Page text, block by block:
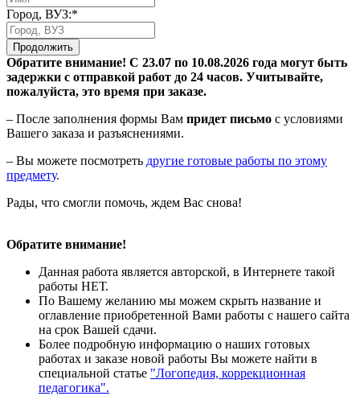
Город, ВУЗ:*
Продолжить
Обратите внимание! С 23.07 по 10.08.2026 года могут быть
задержки с отправкой работ до 24 часов. Учитывайте,
пожалуйста, это время при заказе.
– После заполнения формы Вам придет письмо с условиями
Вашего заказа и разъяснениями.
– Вы можете посмотреть другие готовые работы по этому
предмету.
Рады, что смогли помочь, ждем Вас снова!
Обратите внимание!
Данная работа является авторской, в Интернете такой
работы НЕТ.
По Вашему желанию мы можем скрыть название и
оглавление приобретенной Вами работы с нашего сайта
на срок Вашей сдачи.
Более подробную информацию о наших готовых
работах и заказе новой работы Вы можете найти в
специальной статье "Логопедия, коррекционная
педагогика".